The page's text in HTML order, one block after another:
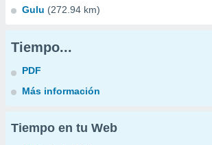
Gulu (272.94 km)
Tiempo...
PDF
Más información
Tiempo en tu Web